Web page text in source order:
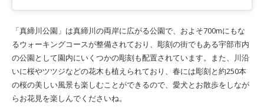
「真締川公園」は真締川の両岸に広がる公園で、およそ700mにもな
るウォーキングコースが整備されており、彫刻の街でもある宇部市内
の公園として園内にいくつかの彫刻も配置されています。また、川沿
いに桜やツツジなどの花木も植えられており、春には彫刻と約250本
の桜の美しい風景も楽しむことができるので、愛犬とお散歩をしなが
らお花見を楽しんでくださいね。